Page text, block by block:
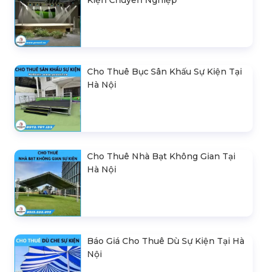
Cho Thuê Bục Sân Khấu Sự Kiện Tại
Hà Nội
Cho Thuê Nhà Bạt Không Gian Tại
Hà Nội
Báo Giá Cho Thuê Dù Sự Kiện Tại Hà
Nội